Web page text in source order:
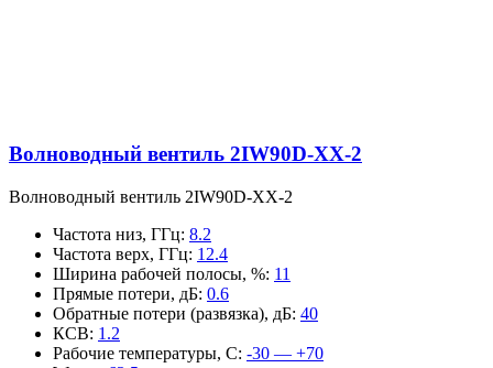
Волноводный вентиль 2IW90D-XX-2
Волноводный вентиль 2IW90D-XX-2
Частота низ, ГГц: 8.2
Частота верх, ГГц: 12.4
Ширина рабочей полосы, %: 11
Прямые потери, дБ: 0.6
Обратные потери (развязка), дБ: 40
КСВ: 1.2
Рабочие температуры, С: -30 — +70